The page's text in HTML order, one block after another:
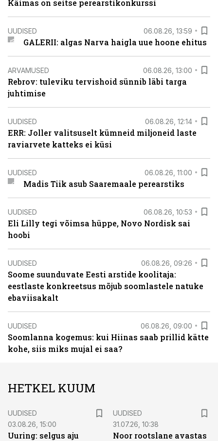
Käimas on seitse perearstikonkurssi
UUDISED 06.08.26, 13:59
GALERII: algas Narva haigla uue hoone ehitus
ARVAMUSED 06.08.26, 13:00
Rebrov: tuleviku tervishoid sünnib läbi targa
juhtimise
UUDISED 06.08.26, 12:14
ERR: Joller valitsuselt kümneid miljoneid laste
raviarvete katteks ei küsi
UUDISED 06.08.26, 11:00
Madis Tiik asub Saaremaale perearstiks
UUDISED 06.08.26, 10:53
Eli Lilly tegi võimsa hüppe, Novo Nordisk sai
hoobi
UUDISED 06.08.26, 09:26
Soome suunduvate Eesti arstide koolitaja:
eestlaste konkreetsus mõjub soomlastele natuke
ebaviisakalt
UUDISED 06.08.26, 09:00
Soomlanna kogemus: kui Hiinas saab prillid kätte
kohe, siis miks mujal ei saa?
HETKEL KUUM
UUDISED
03.08.26, 15:00
Uuring: selgus aju
UUDISED
31.07.26, 10:38
Noor rootslane avastas